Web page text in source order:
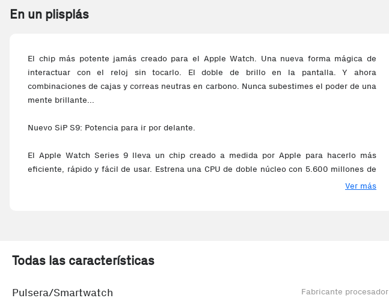
En un plisplás
El chip más potente jamás creado para el Apple Watch. Una nueva forma mágica de
interactuar con el reloj sin tocarlo. El doble de brillo en la pantalla. Y ahora
combinaciones de cajas y correas neutras en carbono. Nunca subestimes el poder de una
mente brillante...
Nuevo SiP S9: Potencia para ir por delante.
El Apple Watch Series 9 lleva un chip creado a medida por Apple para hacerlo más
eficiente, rápido y fácil de usar. Estrena una CPU de doble núcleo con 5.600 millones de
transistores, un 60% más que el S8. También un Neural Engine de cuatro núcleos, que
índice dos veces para hacer cosas como responder una llamada, abrir una notificación y
Ver más
Todas las características
Pulsera/Smartwatch Fabricante procesador